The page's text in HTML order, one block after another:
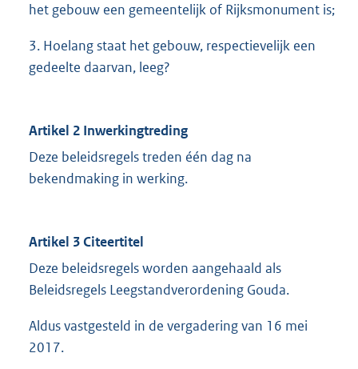
het gebouw een gemeentelijk of Rijksmonument is;
3. Hoelang staat het gebouw, respectievelijk een
gedeelte daarvan, leeg?
Artikel 2 Inwerkingtreding
Deze beleidsregels treden één dag na
bekendmaking in werking.
Artikel 3 Citeertitel
Deze beleidsregels worden aangehaald als
Beleidsregels Leegstandverordening Gouda.
Aldus vastgesteld in de vergadering van 16 mei
2017.